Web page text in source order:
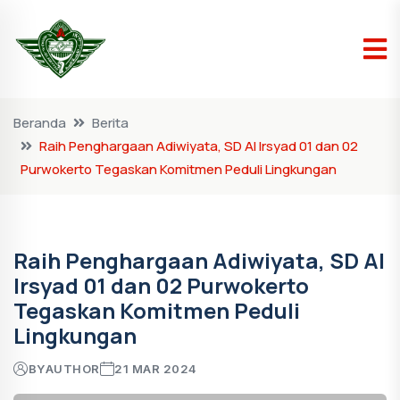
Beranda
Berita
Raih Penghargaan Adiwiyata, SD Al Irsyad 01 dan 02
Purwokerto Tegaskan Komitmen Peduli Lingkungan
Raih Penghargaan Adiwiyata, SD Al
Irsyad 01 dan 02 Purwokerto
Tegaskan Komitmen Peduli
Lingkungan
BYAUTHOR 21 MAR 2024